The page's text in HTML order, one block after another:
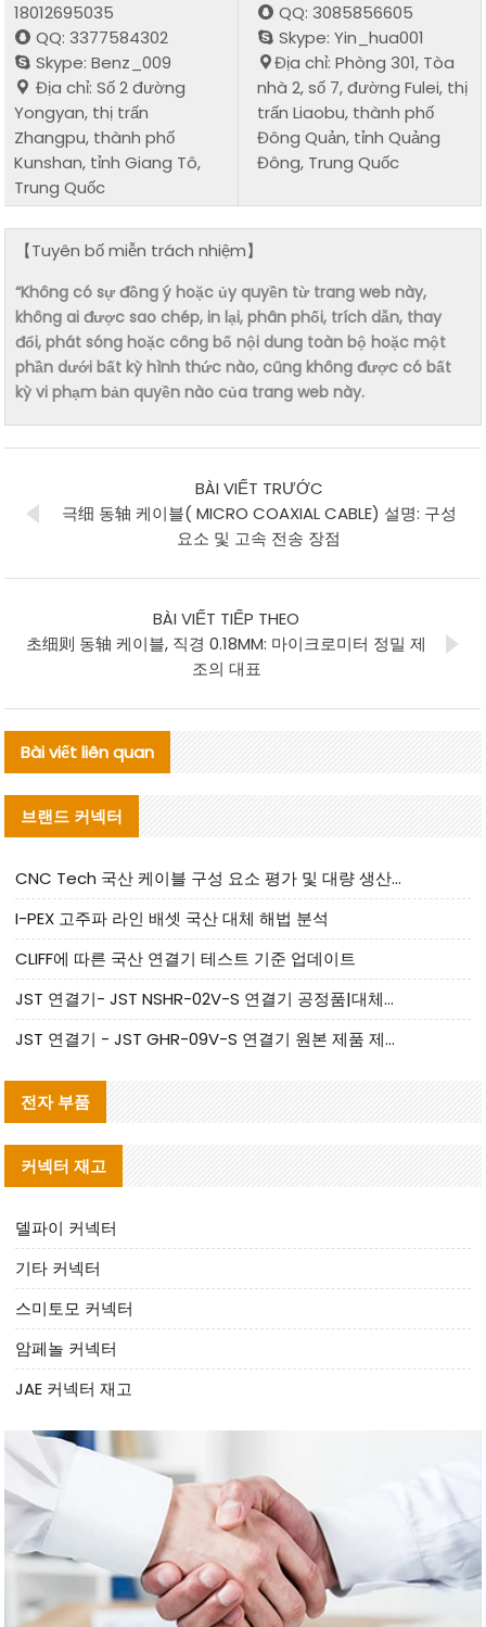
18012695035
QQ: 3377584302
Skype: Benz_009
Địa chỉ: Số 2 đường
Yongyan, thị trấn
Zhangpu, thành phố
Kunshan, tỉnh Giang Tô,
Trung Quốc
QQ: 3085856605
Skype: Yin_hua001
Địa chỉ: Phòng 301, Tòa
nhà 2, số 7, đường Fulei, thị
trấn Liaobu, thành phố
Đông Quản, tỉnh Quảng
Đông, Trung Quốc
【Tuyên bố miễn trách nhiệm】
“Không có sự đồng ý hoặc ủy quyền từ trang web này,
không ai được sao chép, in lại, phân phối, trích dẫn, thay
đổi, phát sóng hoặc công bố nội dung toàn bộ hoặc một
phần dưới bất kỳ hình thức nào, cũng không được có bất
kỳ vi phạm bản quyền nào của trang web này.
BÀI VIẾT TRƯỚC
극细 동轴 케이블( MICRO COAXIAL CABLE) 설명: 구성
요소 및 고속 전송 장점
BÀI VIẾT TIẾP THEO
초细则 동轴 케이블, 직경 0.18MM: 마이크로미터 정밀 제
조의 대표
Bài viết liên quan
브랜드 커넥터
CNC Tech 국산 케이블 구성 요소 평가 및 대량 생산 적합성 가이드
I-PEX 고주파 라인 배셋 국산 대체 해법 분석
CLIFF에 따른 국산 연결기 테스트 기준 업데이트
JST 연결기- JST NSHR-02V-S 연결기 공정품|대체품 제공
JST 연결기 - JST GHR-09V-S 연결기 원본 제품 제공 | 대체품 제공
전자 부품
커넥터 재고
델파이 커넥터
기타 커넥터
스미토모 커넥터
암페놀 커넥터
JAE 커넥터 재고